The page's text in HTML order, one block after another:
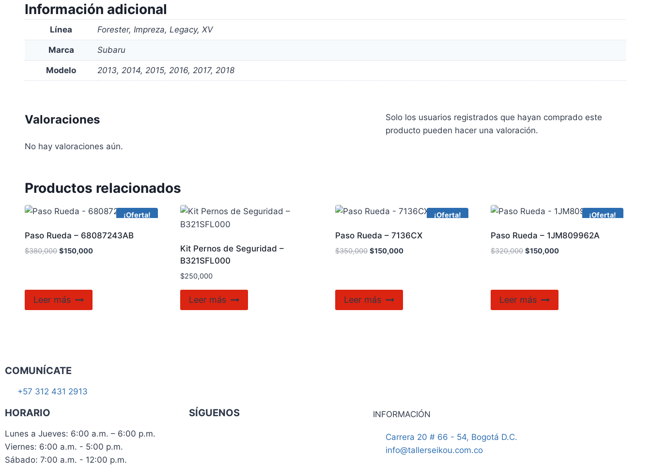
Información adicional
Línea Forester, Impreza, Legacy, XV
Marca Subaru
Modelo 2013, 2014, 2015, 2016, 2017, 2018
Valoraciones
No hay valoraciones aún.
Solo los usuarios registrados que hayan comprado este
producto pueden hacer una valoración.
Productos relacionados
¡Oferta!
Paso Rueda – 68087243AB
$380,000 $150,000
Leer más
Kit Pernos de Seguridad –
B321SFL000
$250,000
Leer más
¡Oferta!
Paso Rueda – 7136CX
$350,000 $150,000
Leer más
¡Oferta!
Paso Rueda – 1JM809962A
$320,000 $150,000
Leer más
COMUNÍCATE
+57 312 431 2913
HORARIO
Lunes a Jueves: 6:00 a.m. – 6:00 p.m.
Viernes: 6:00 a.m. - 5:00 p.m.
Sábado: 7:00 a.m. - 12:00 p.m.
SÍGUENOS INFORMACIÓN
Carrera 20 # 66 - 54, Bogotá D.C.
info@tallerseikou.com.co